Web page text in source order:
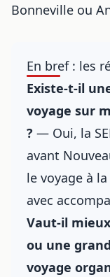
Bonneville ou
En bref : les
Existe-t-il
voyage sur
? — Oui, la
avant
le voyage à
avec
Vaut-il
ou une
voyage